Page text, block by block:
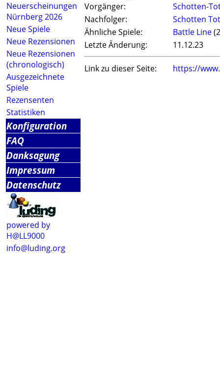
Neuerscheinungen
Nürnberg 2026
Neue Spiele
Neue Rezensionen
Neue Rezensionen
(chronologisch)
Ausgezeichnete
Spiele
Rezensenten
Statistiken
Konfiguration
FAQ
Danksagung
Impressum
Datenschutz
powered by
H@LL9000
info@luding.org
Vorgänger:
Schotten-
Nachfolger:
Schotten
Ähnliche Spiele:
Battle Line
Letzte Änderung:
11.12.23
Link zu dieser Seite: https://